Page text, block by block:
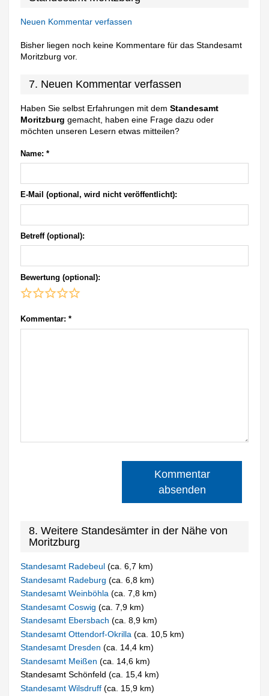
Neuen Kommentar verfassen
Bisher liegen noch keine Kommentare für das Standesamt
Moritzburg vor.
7. Neuen Kommentar verfassen
Haben Sie selbst Erfahrungen mit demStandesamt
Moritzburg gemacht, haben eine Frage dazu oder
möchten unseren Lesern etwas mitteilen?
Name: *
E-Mail (optional, wird nicht veröffentlicht):
Betreff (optional):
Bewertung (optional):
Kommentar: *
Kommentar
absenden
8. Weitere Standesämter in der Nähe von
Moritzburg
Standesamt Radebeul(ca. 6,7 km)
Standesamt Radeburg(ca. 6,8 km)
Standesamt Weinböhla(ca. 7,8 km)
Standesamt Coswig(ca. 7,9 km)
Standesamt Ebersbach(ca. 8,9 km)
Standesamt Ottendorf-Okrilla(ca. 10,5 km)
Standesamt Dresden(ca. 14,4 km)
Standesamt Meißen(ca. 14,6 km)
Standesamt Schönfeld (ca. 15,4 km)
Standesamt Wilsdruff(ca. 15,9 km)